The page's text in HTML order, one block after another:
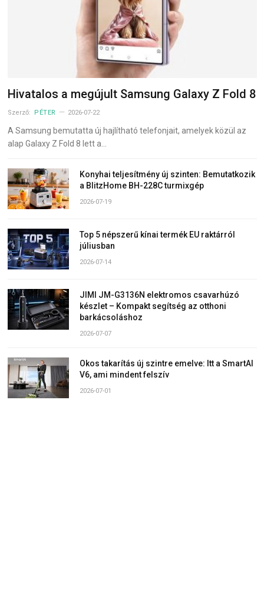
Hivatalos a megújult Samsung Galaxy Z Fold 8
Szerző: PÉTER 2026-07-22
A Samsung bemutatta új hajlítható telefonjait, amelyek közül az
alap Galaxy Z Fold 8 lett a…
Konyhai teljesítmény új szinten: Bemutatkozik
a BlitzHome BH-228C turmixgép
2026-07-19
Top 5 népszerű kínai termék EU raktárról
júliusban
2026-07-14
JIMI JM-G3136N elektromos csavarhúzó
készlet – Kompakt segítség az otthoni
barkácsoláshoz
2026-07-07
Okos takarítás új szintre emelve: Itt a SmartAI
V6, ami mindent felszív
2026-07-01